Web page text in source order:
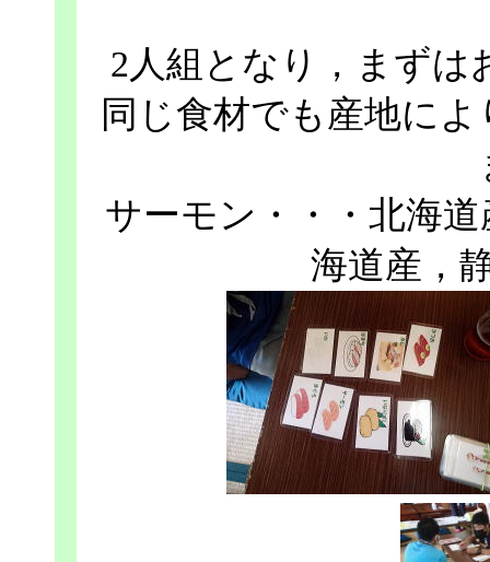
2人組となり，まずは
同じ食材でも産地に
サーモン・・・北海
海道産，